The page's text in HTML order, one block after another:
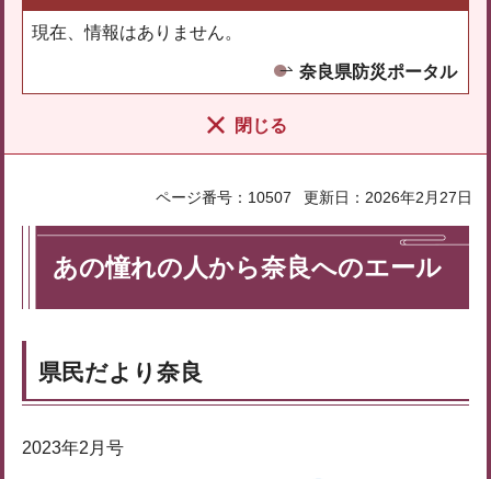
現在、情報はありません。
奈良県防災ポータル
閉じる
ページ番号：10507 更新日：2026年2月27日
あの憧れの人から奈良へのエール
県民だより奈良
2023年2月号